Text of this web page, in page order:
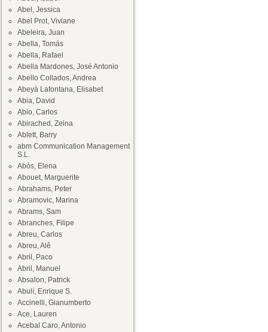
Abel, Jessica
Abel Prot, Viviane
Abeleira, Juan
Abella, Tomás
Abella, Rafael
Abella Mardones, José Antonio
Abello Collados, Andrea
Abeyà Lafontana, Elisabet
Abia, David
Abio, Carlos
Abirached, Zeina
Ablett, Barry
abm Communication Management
S.L.
Abós, Elena
Abouet, Marguerite
Abrahams, Peter
Abramovic, Marina
Abrams, Sam
Abranches, Filipe
Abreu, Carlos
Abreu, Alê
Abril, Paco
Abril, Manuel
Absalon, Patrick
Abulí, Enrique S.
Accinelli, Gianumberto
Ace, Lauren
Acebal Caro, Antonio